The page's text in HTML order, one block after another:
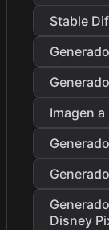
Stable
Imagen
Disney